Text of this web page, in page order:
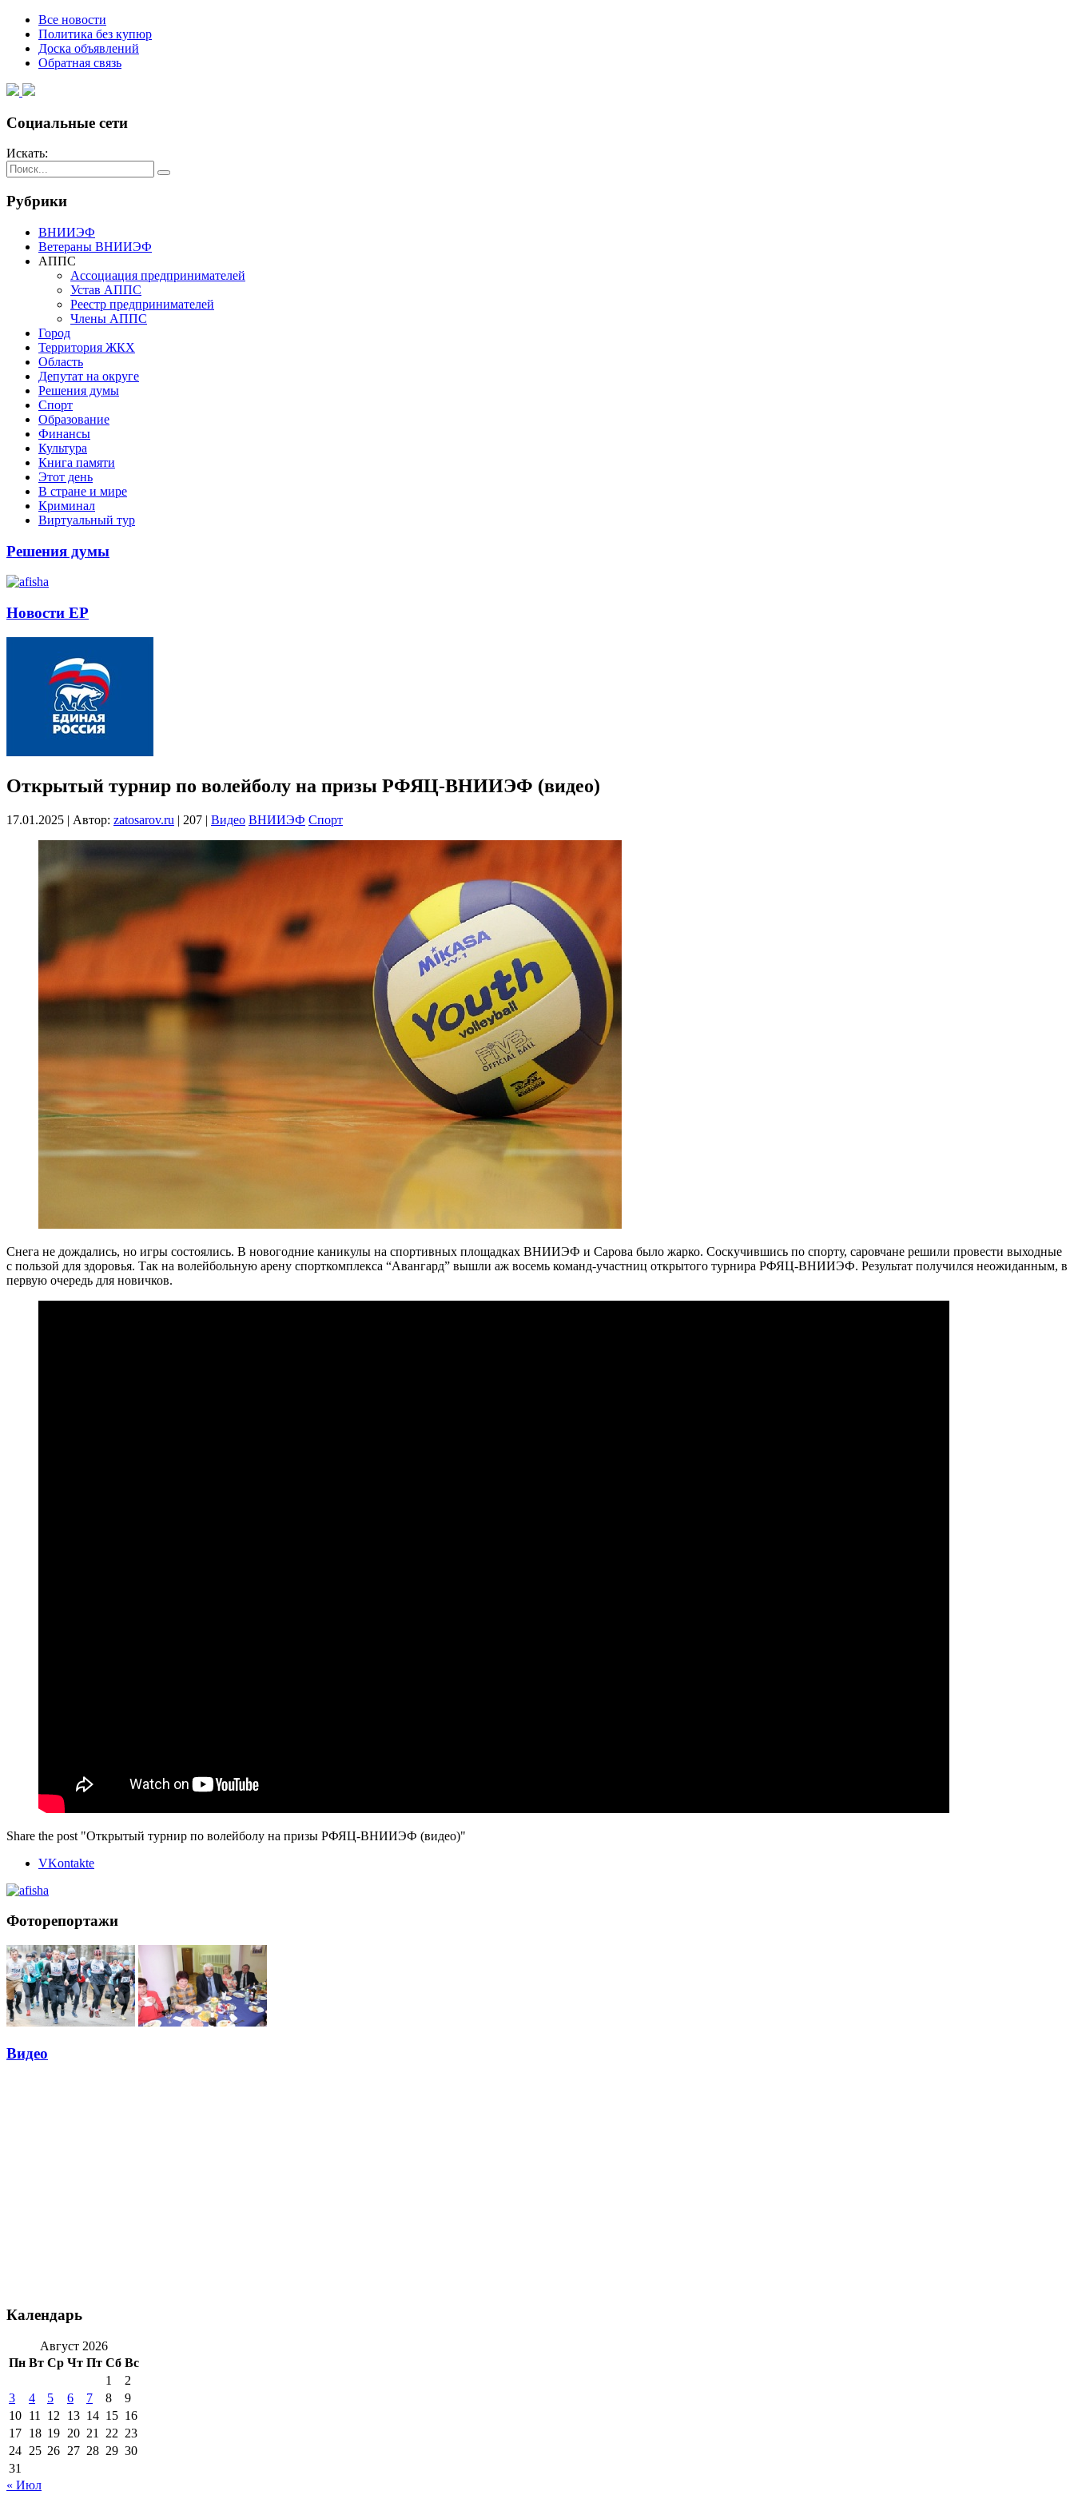
Все новости
Политика без купюр
Доска объявлений
Обратная связь
Социальные сети
Искать:
Рубрики
ВНИИЭФ
Ветераны ВНИИЭФ
АППС
Ассоциация предпринимателей
Устав АППС
Реестр предпринимателей
Члены АППС
Город
Территория ЖКХ
Область
Депутат на округе
Решения думы
Спорт
Образование
Финансы
Культура
Книга памяти
Этот день
В стране и мире
Криминал
Виртуальный тур
Решения думы
Новости ЕР
Открытый турнир по волейболу на призы РФЯЦ-ВНИИЭФ (видео)
17.01.2025 | Автор: zatosarov.ru | 207 | Видео ВНИИЭФ Спорт
Снега не дождались, но игры состоялись. В новогодние каникулы на спортивных площадках ВНИИЭФ и Сарова было жарко. Соскучившись по спорту, саровчане решили провести выходные
с пользой для здоровья. Так на волейбольную арену спорткомплекса “Авангард” вышли аж восемь команд-участниц открытого турнира РФЯЦ-ВНИИЭФ. Результат получился неожиданным, в
первую очередь для новичков.
Share the post "Открытый турнир по волейболу на призы РФЯЦ-ВНИИЭФ (видео)"
VKontakte
Фоторепортажи
Видео
Календарь
Август 2026
Пн Вт Ср Чт Пт Сб Вс
1
2
3
4 5 6 7 8
9
10 11 12 13 14 15 16
17 18 19 20 21 22 23
24 25 26 27 28 29 30
31
« Июл